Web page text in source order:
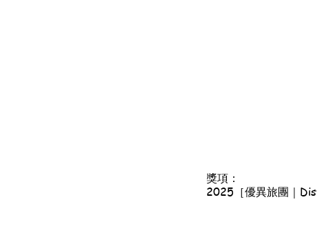
獎項：
2025［優異旅團｜